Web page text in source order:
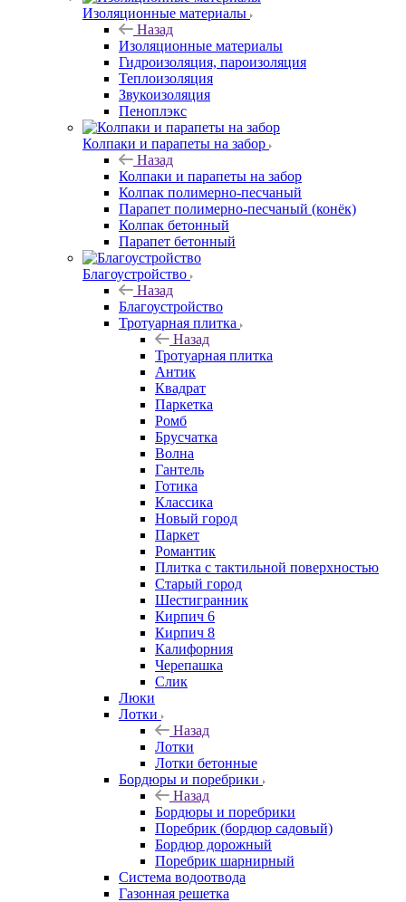
Изоляционные материалы
Назад
Изоляционные материалы
Гидроизоляция, пароизоляция
Теплоизоляция
Звукоизоляция
Пеноплэкс
Колпаки и парапеты на забор
Назад
Колпаки и парапеты на забор
Колпак полимерно-песчаный
Парапет полимерно-песчаный (конёк)
Колпак бетонный
Парапет бетонный
Благоустройство
Назад
Благоустройство
Тротуарная плитка
Назад
Тротуарная плитка
Антик
Квадрат
Паркетка
Ромб
Брусчатка
Волна
Гантель
Готика
Классика
Новый город
Паркет
Романтик
Плитка с тактильной поверхностью
Старый город
Шестигранник
Кирпич 6
Кирпич 8
Калифорния
Черепашка
Слик
Люки
Лотки
Назад
Лотки
Лотки бетонные
Бордюры и поребрики
Назад
Бордюры и поребрики
Поребрик (бордюр садовый)
Бордюр дорожный
Поребрик шарнирный
Система водоотвода
Газонная решетка